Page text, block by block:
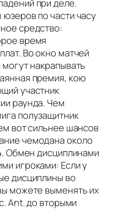
при деле.
по части часу
средство:
время
Во окно матчей
накрапывать
премия, кою
участник
раунда. Чем
полузащитник
вот сильнее шансов
чемодана около
Обмен дисциплинами
игроками: Если у
дисциплины во
можете выменять их
Ant. до вторыми